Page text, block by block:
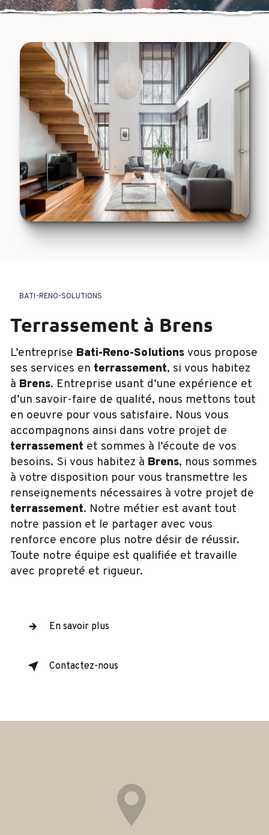
BATI-RENO-SOLUTIONS
terrassement à Brens
L’entreprise Bati-Reno-Solutions vous propose
ses services en terrassement, si vous habitez
à Brens. Entreprise usant d’une expérience et
d’un savoir-faire de qualité, nous mettons tout
en oeuvre pour vous satisfaire. Nous vous
accompagnons ainsi dans votre projet de
terrassement et sommes à l’écoute de vos
besoins. Si vous habitez à Brens, nous sommes
à votre disposition pour vous transmettre les
renseignements nécessaires à votre projet de
terrassement. Notre métier est avant tout
notre passion et le partager avec vous
renforce encore plus notre désir de réussir.
Toute notre équipe est qualifiée et travaille
avec propreté et rigueur.
En savoir plus
Contactez-nous